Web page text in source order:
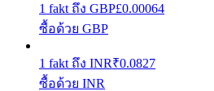
การปักหลัก
ผลตอบแทนสูงและเข้าถึงได้ทันที
1 fakt ถึง GBP£0.00064
ซื้อด้วย GBP
1 fakt ถึง INR₹0.0827
ซื้อด้วย INR